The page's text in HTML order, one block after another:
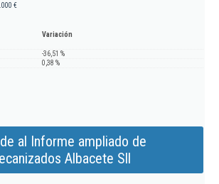
€
Variación
-36,51 %
0,38 %
al Informe ampliado de
Albacete Sll